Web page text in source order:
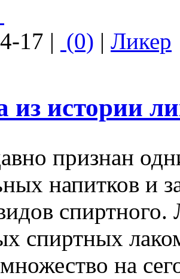
17 | (0) | Ликер
из истории
признан
напитков и
спиртных
на